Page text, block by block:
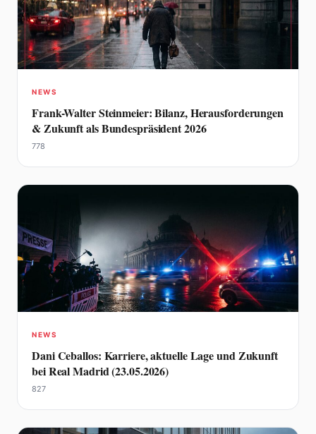
NEWS
Frank-Walter Steinmeier: Bilanz, Herausforderungen
& Zukunft als Bundespräsident 2026
778
NEWS
Dani Ceballos: Karriere, aktuelle Lage und Zukunft
bei Real Madrid (23.05.2026)
827